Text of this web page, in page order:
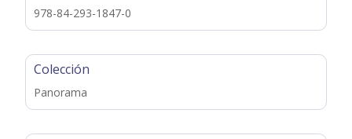
978-84-293-1847-0
Colección
Panorama